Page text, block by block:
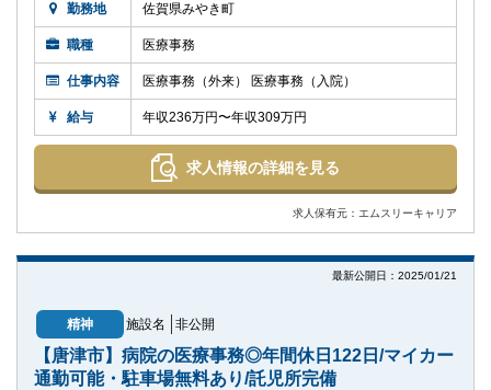
勤務地 佐賀県みやき町
職種 医療事務
仕事内容 医療事務（外来） 医療事務（入院）
給与 年収236万円〜年収309万円
求人情報の詳細を見る
求人保有元：エムスリーキャリア
最新公開日：2025/01/21
精神 施設名 非公開
【唐津市】病院の医療事務◎年間休日122日/マイカー
通勤可能・駐車場無料あり/託児所完備